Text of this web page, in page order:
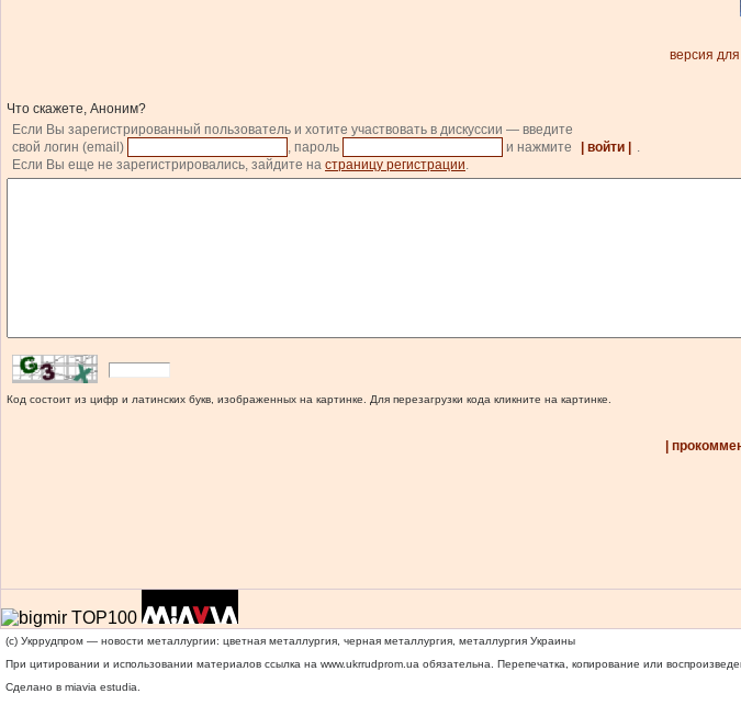
версия
Что скажете, Аноним?
Если Вы зарегистрированный пользователь и хотите участвовать в дискуссии — введите
свой логин (email)
, пароль и нажмите | войти |
.
Если Вы еще не зарегистрировались, зайдите на страницу регистрации.
Код состоит из цифр и латинских букв, изображенных на картинке. Для перезагрузки кода кликните на картинке.
|
(c) Укррудпром — новости металлургии: цветная металлургия, черная металлургия, металлургия Украины
При цитировании и использовании материалов ссылка на www.ukrrudprom.ua обязательна. Перепечатка, копирование или
Сделано в miavia estudia.